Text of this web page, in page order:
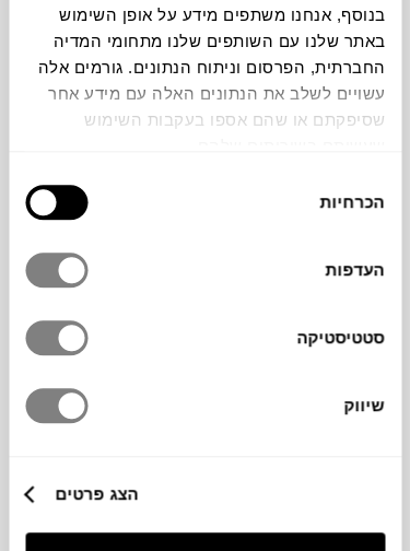
בנוסף, אנחנו משתפים מידע על אופן השימוש
באתר שלנו עם השותפים שלנו מתחומי המדיה
החברתית, הפרסום וניתוח הנתונים. גורמים אלה
עשויים לשלב את הנתונים האלה עם מידע אחר
שסיפקתם או שהם אספו בעקבות השימוש
הסכמה
הכרחיות
העדפות
סטטיסטיקה
שיווק
הצג פרטים
צבעים
FERM LIVING
, שמתאפיינת בטקסטורה גלית
עדינה במראה עכשווי. הקנקן מיוצר בטכניקה
של ניפוח זכוכית לתוך תבנית, והוא מושלם
להגשת מים, מיצים טבעיים או כל משקה מרענן
מותג